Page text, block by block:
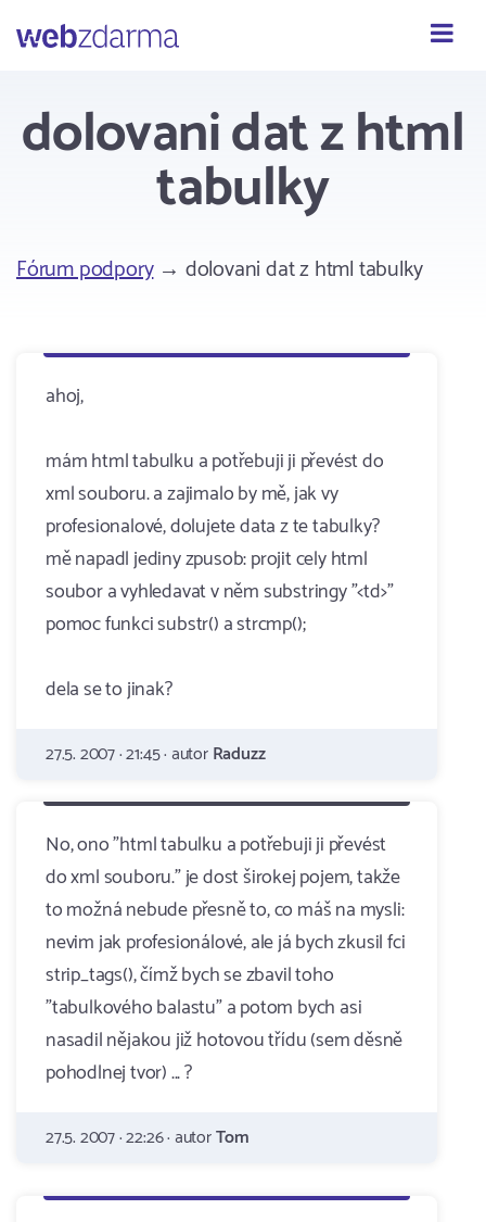
Webzdarma
dolovani dat z html
tabulky
Fórum podpory→ dolovani dat z html tabulky
ahoj,
mám html tabulku a potřebuji ji převést do
xml souboru. a zajimalo by mě, jak vy
profesionalové, dolujete data z te tabulky?
mě napadl jediny zpusob: projit cely html
soubor a vyhledavat v něm substringy "<td>"
pomoc funkci substr() a strcmp();
dela se to jinak?
27.5. 2007 · 21:45 · autorRaduzz
No, ono "html tabulku a potřebuji ji převést
do xml souboru." je dost širokej pojem, takže
to možná nebude přesně to, co máš na mysli:
nevim jak profesionálové, ale já bych zkusil fci
strip_tags(), čímž bych se zbavil toho
"tabulkového balastu" a potom bych asi
nasadil nějakou již hotovou třídu (sem děsně
pohodlnej tvor) ... ?
27.5. 2007 · 22:26 · autorTom